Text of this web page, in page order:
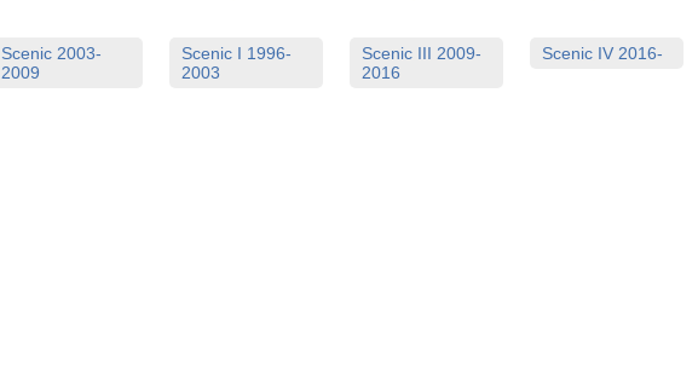
Scenic 2003-
2009
Scenic I 1996-
2003
Scenic III 2009-
2016
Scenic IV 2016-